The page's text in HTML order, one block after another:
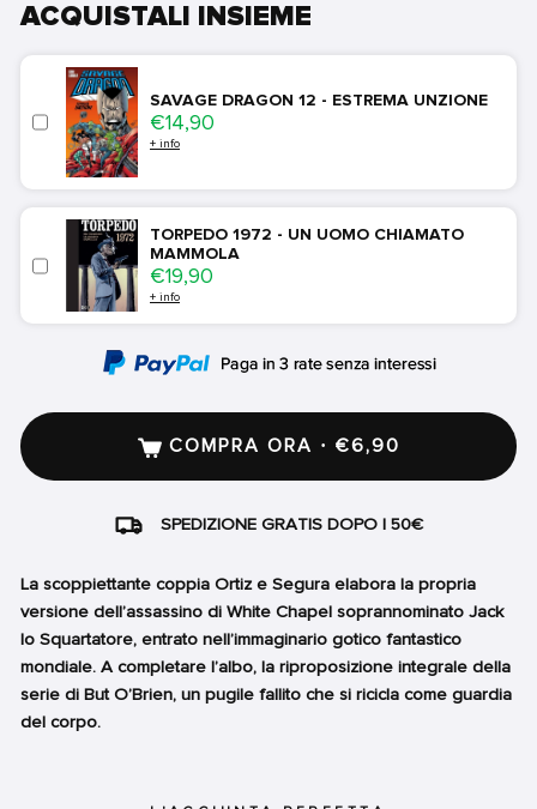
ACQUISTALI INSIEME
SAVAGE DRAGON 12 - ESTREMA UNZIONE
Price
€14,90
+ info
TORPEDO 1972 - UN UOMO CHIAMATO
MAMMOLA
Price
€19,90
+ info
COMPRA ORA · €6,90
SPEDIZIONE GRATIS DOPO I 50€
La scoppiettante coppia Ortiz e Segura elabora la propria
versione dell’assassino di White Chapel soprannominato Jack
lo Squartatore, entrato nell’immaginario gotico fantastico
mondiale. A completare l’albo, la riproposizione integrale della
serie di But O’Brien, un pugile fallito che si ricicla come guardia
del corpo.